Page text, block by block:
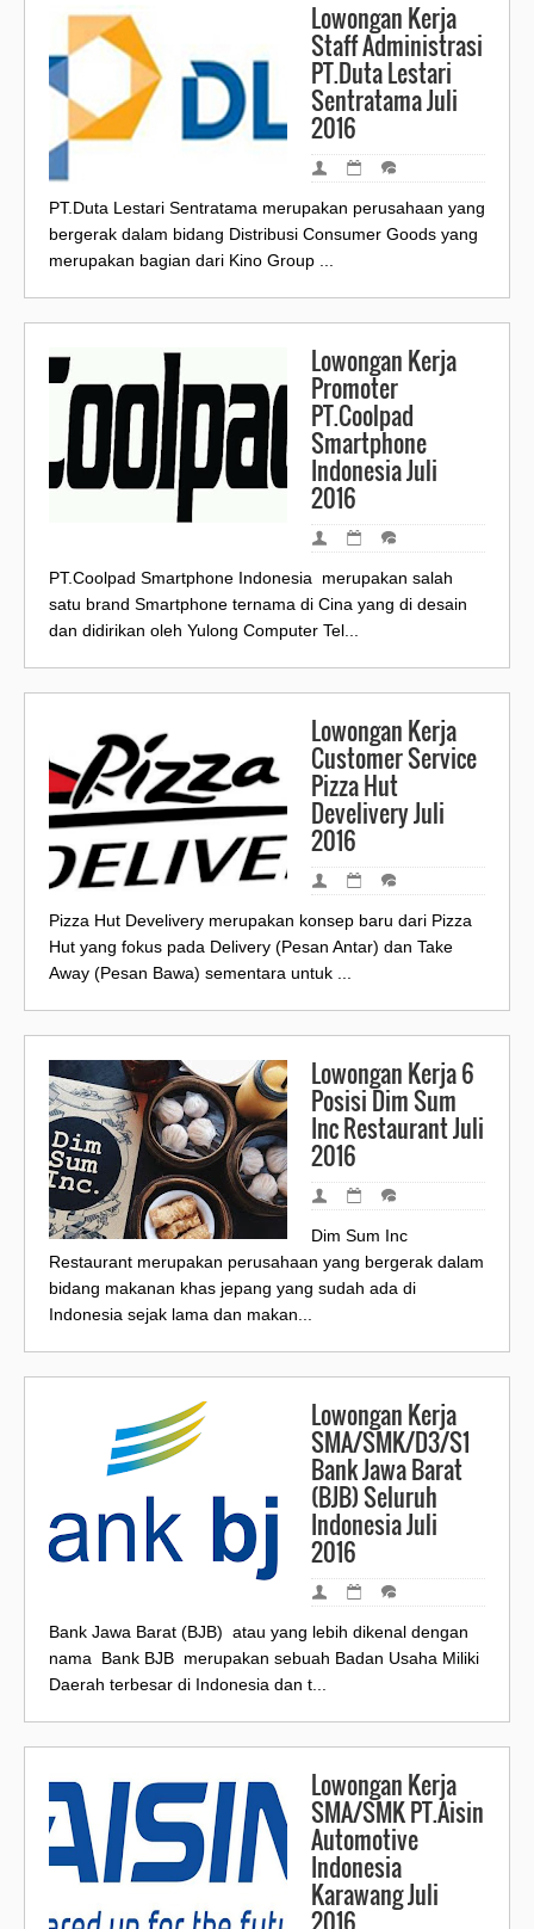
Lowongan Kerja
Staff Administrasi
PT.Duta Lestari
Sentratama Juli
2016
PT.Duta Lestari Sentratama merupakan perusahaan yang
bergerak dalam bidang Distribusi Consumer Goods yang
merupakan bagian dari Kino Group ...
Lowongan Kerja
Promoter
PT.Coolpad
Smartphone
Indonesia Juli
2016
PT.Coolpad Smartphone Indonesia merupakan salah
satu brand Smartphone ternama di Cina yang di desain
dan didirikan oleh Yulong Computer Tel...
Lowongan Kerja
Customer Service
Pizza Hut
Develivery Juli
2016
Pizza Hut Develivery merupakan konsep baru dari Pizza
Hut yang fokus pada Delivery (Pesan Antar) dan Take
Away (Pesan Bawa) sementara untuk ...
Lowongan Kerja 6
Posisi Dim Sum
Inc Restaurant Juli
2016
Dim Sum Inc
Restaurant merupakan perusahaan yang bergerak dalam
bidang makanan khas jepang yang sudah ada di
Indonesia sejak lama dan makan...
Lowongan Kerja
SMA/SMK/D3/S1
Bank Jawa Barat
(BJB) Seluruh
Indonesia Juli
2016
Bank Jawa Barat (BJB) atau yang lebih dikenal dengan
nama Bank BJB merupakan sebuah Badan Usaha Miliki
Daerah terbesar di Indonesia dan t...
Lowongan Kerja
SMA/SMK PT.Aisin
Automotive
Indonesia
Karawang Juli